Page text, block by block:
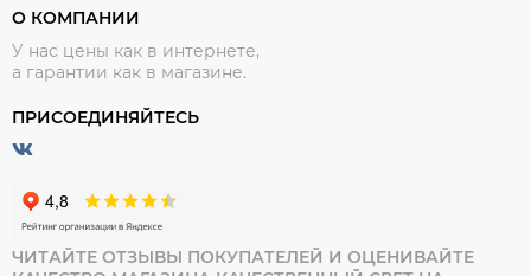
О КОМПАНИИ
У нас цены как в интернете,
а гарантии как в магазине.
ПРИСОЕДИНЯЙТЕСЬ
ЧИТАЙТЕ ОТЗЫВЫ ПОКУПАТЕЛЕЙ И ОЦЕНИВАЙТЕ